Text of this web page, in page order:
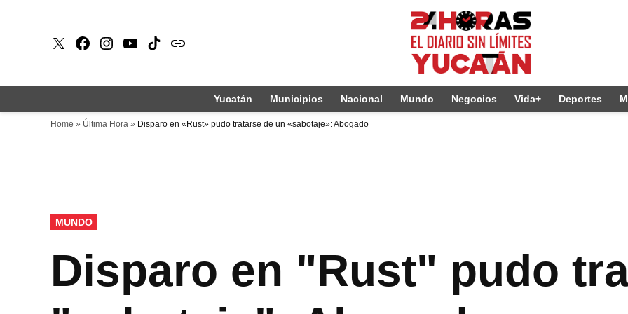
X Faceboook
Instagram
Youtube
Tiktokissuu
Yucatán Municipios Nacional Mundo Negocios Vida+ Deportes
Home » Última Hora » Disparo en «Rust» pudo tratarse de un «sabotaje»: Abogado
PUBLICADO
EN
MUNDO
Disparo en "Rust" pudo